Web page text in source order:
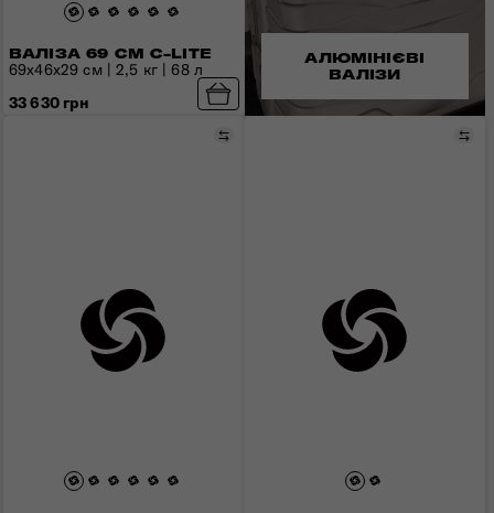
ВАЛІЗА 69 СМ C-LITE
69x46x29 см | 2,5 кг | 68 л
33 630 грн
Порівняти
АЛЮМІНІЄВІ
ВАЛІЗИ